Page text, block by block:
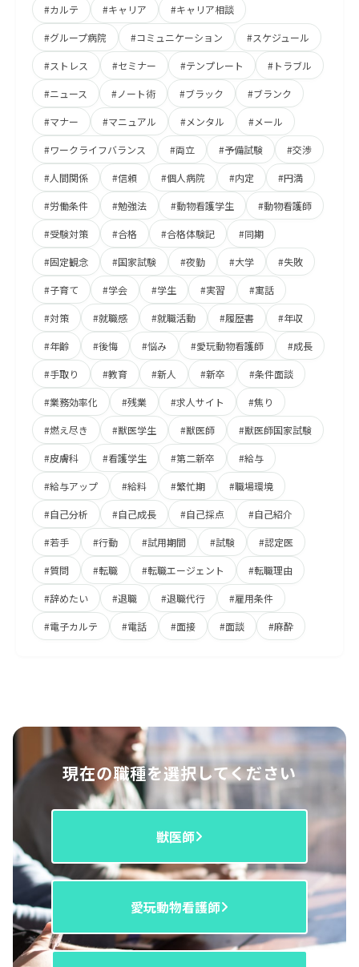
#カルテ #キャリア #キャリア相談
#グループ病院 #コミュニケーション #スケジュール
#ストレス #セミナー #テンプレート #トラブル
#ニュース #ノート術 #ブラック #ブランク
#マナー #マニュアル #メンタル #メール
#ワークライフバランス #両立 #予備試験 #交渉
#人間関係 #信頼 #個人病院 #内定 #円満
#労働条件 #勉強法 #動物看護学生 #動物看護師
#受験対策 #合格 #合格体験記 #同期
#固定観念 #国家試験 #夜勤 #大学 #失敗
#子育て #学会 #学生 #実習 #寓話
#対策 #就職感 #就職活動 #履歴書 #年収
#年齢 #後悔 #悩み #愛玩動物看護師 #成長
#手取り #教育 #新人 #新卒 #条件面談
#業務効率化 #残業 #求人サイト #焦り
#燃え尽き #獣医学生 #獣医師 #獣医師国家試験
#皮膚科 #看護学生 #第二新卒 #給与
#給与アップ #給料 #繁忙期 #職場環境
#自己分析 #自己成長 #自己採点 #自己紹介
#若手 #行動 #試用期間 #試験 #認定医
#質問 #転職 #転職エージェント #転職理由
#辞めたい #退職 #退職代行 #雇用条件
#電子カルテ #電話 #面接 #面談 #麻酔
現在の職種を選択してください
獣医師
愛玩動物看護師